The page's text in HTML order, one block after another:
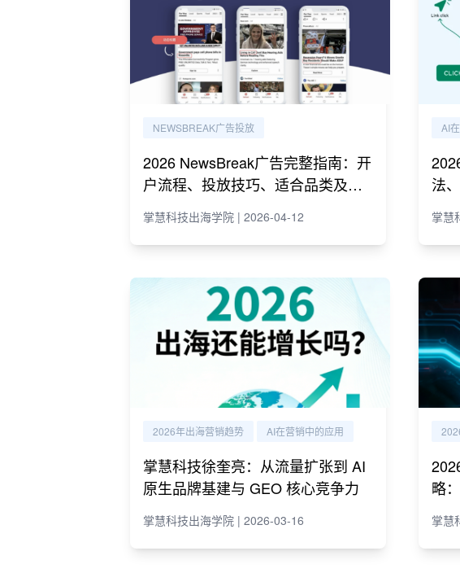
NEWSBREAK广告投放
2026 NewsBreak广告完整指南：开
户流程、投放技巧、适合品类及代
掌慧科技出海学院 | 2026-04-12
AI
法
掌慧
2026年出海营销趋势 AI在营销中的应用
掌慧科技徐奎亮：从流量扩张到 AI
原生品牌基建与 GEO 核心竞争力
掌慧科技出海学院 | 2026-03-16
略
掌慧